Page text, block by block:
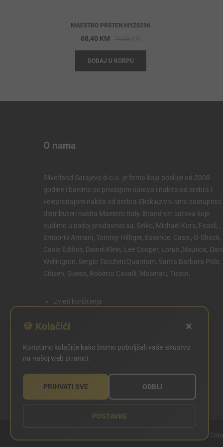
MAESTRO PRSTEN MYZ0256
76,00
price
76,00 KM.
68,40 KM
price
68,40 KM.
DODAJ U KORPU
O nama
Silverland Sarajevo d.o.o. je firma koja posluje od 2008
godine i bavimo se prodajom satova i nakita od srebra i
veleprodajom nakita od srebra.Ekskluzivni smo zastupnici
distributeri nakita Maestro Italy. Brand-ovi satova koje
nudimo u našoj prodavnici su, Seiko, Michael Kors, Fossil, ,
Emporio Armani, Tommy Hilfiger, Essence, Casio, G-Shock,
Casio Edifice, Dainel Klein, Lee Cooper, Lorus ,Nautica,
Wellington, Sergio Tacchini,Quantum, Santa Barbara Polo,
Citizen, Guess, Roberto Cavalli, Maserati, Tissot.
Uvjeti korištenja
Politika kolačića
POSTAVKE KOLAČIĆA
🍪 Kolačići ×
Koristimo kolačiće kako bismo poboljšali vaše iskustvo
na našoj web stranici.
PRIHVATI SVE ODBIJ
POSTAVKE